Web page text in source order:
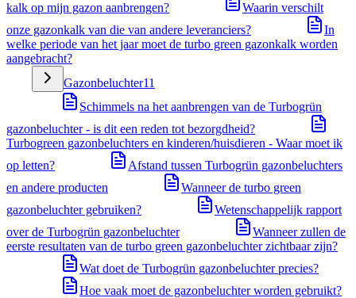
kalk op mijn gazon aanbrengen?
Waarin verschilt
onze gazonkalk van die van andere leveranciers?
In
welke periode van het jaar moet de turbo green gazonkalk worden
aangebracht?
Gazonbeluchter11
Schimmels na het aanbrengen van de Turbogrün
gazonbeluchter - is dit een reden tot bezorgdheid?
Turbogreen gazonbeluchters en kinderen/huisdieren - Waar moet ik
op letten?
Afstand tussen Turbogrün gazonbeluchters
en andere producten
Wanneer de turbo green
gazonbeluchter gebruiken?
Wetenschappelijk rapport
over de Turbogrün gazonbeluchter
Wanneer zullen de
eerste resultaten van de turbo green gazonbeluchter zichtbaar zijn?
Wat doet de Turbogrün gazonbeluchter precies?
Hoe vaak moet de gazonbeluchter worden gebruikt?